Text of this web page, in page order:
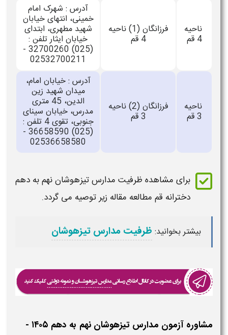
ناحیه
4 قم
فرزانگان (1) ناحیه
4 قم
آدرس : شهرک امام
خمینی، انتهای خیابان
شهید مطهری، ابتدای
خیابان ایثار تلفن :
(025) 32700260 -
02532700211
ناحیه
3 قم
فرزانگان (2) ناحیه
3 قم
آدرس : خیابان امام،
میدان شهید زین
الدین، 45 متری
مدرس، خیابان سینای
جنوبی، تقوی 4 تلفن :
(025) 36658590 -
02536658580
برای مشاهده ظرفیت مدارس تیزهوشان نهم به دهم
دخترانه قم مطالعه مقاله زیر توصیه می گردد.
بیشتر بخوانید: ظرفیت مدارس تیزهوشان
مشاوره آزمون مدارس تیزهوشان نهم به دهم ​​۱۴۰۵ -